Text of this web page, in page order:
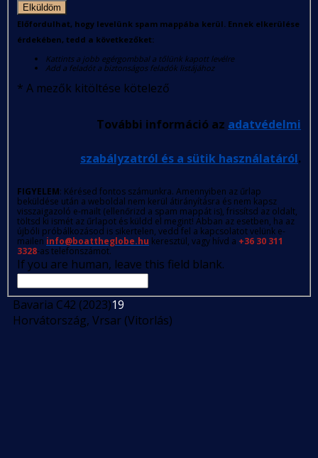
Elküldöm
Előfordulhat, hogy levelünk spam mappába kerül. Ennek elkerülése
érdekében, tedd a következőket:
Kattints a jobb egérgombbal a tőlünk kapott levélre
Add a feladót a biztonságos feladók listájához
* A mezők kitöltése kötelező
További információ az adatvédelmi
szabályzatról és a sütik használatáról.
FIGYELEM: Kérésed fontos számunkra. Amennyiben az űrlap
beküldése után a weboldal nem kerül átirányításra és nem kapsz
visszaigazoló e-mailt (ellenőrizd a spam mappát is), frissítsd az oldalt,
töltsd ki ismét az űrlapot és küldd el megint! Abban az esetben, ha az
újbóli próbálkozásod is sikertelen, vedd fel a kapcsolatot velünk e-
mailen info@boattheglobe.hu keresztül, vagy hívd a +36 30 311
3328-as telefonszámot.
If you are human, leave this field blank.
Bavaria C42 (2023)19
Horvátország, Vrsar (Vitorlás)